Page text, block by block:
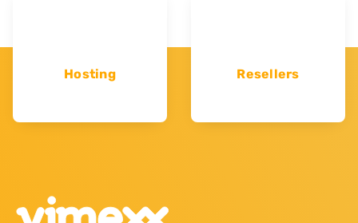
Hosting Resellers